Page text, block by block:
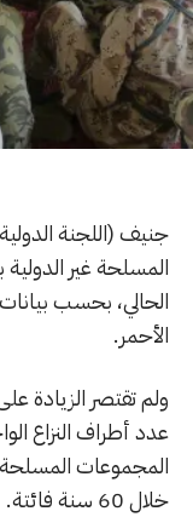
جنيف (اللجنة
المسلحة غير
الحالي، بحسب
الأحمر.
ولم تقتصر الزيادة
عدد أطراف النزاع
المجموعات المسلحة
خلال 60 سنة فائتة.